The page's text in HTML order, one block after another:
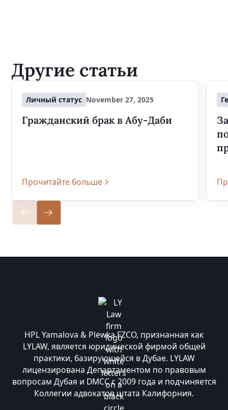
Другие статьи
Личный статус November 27, 2025
Гражданский брак в Абу-Даби
Прочитайте больше
HPL Yamalova & Plewka FZCO, признанная как
LYLAW, является юридической фирмой общей
практики, базирующейся в Дубае. LYLAW
лицензирована Департаментом по правовым
вопросам Дубая и DMCC с 2009 года и подчиняется
Коллегии адвокатов штата Калифорния.